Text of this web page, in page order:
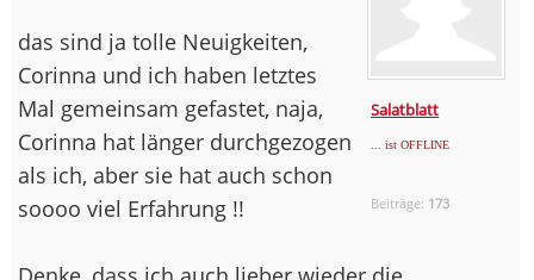
Salatblatt
... ist OFFLINE
Beiträge: 173
das sind ja tolle Neuigkeiten,
Corinna und ich haben letztes
Mal gemeinsam gefastet, naja,
Corinna hat länger durchgezogen
als ich, aber sie hat auch schon
soooo viel Erfahrung !!